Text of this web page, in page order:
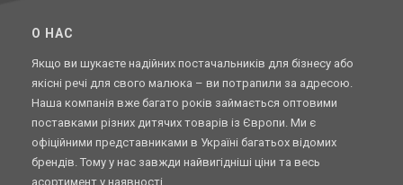
O НАС
Якщо ви шукаєте надійних постачальників для бізнесу або
якісні речі для свого малюка – ви потрапили за адресою.
Наша компанія вже багато років займається оптовими
поставками різних дитячих товарів із Європи. Ми є
офіційними представниками в Україні багатьох відомих
брендів. Тому у нас завжди найвигідніші ціни та весь
асортимент у наявності.